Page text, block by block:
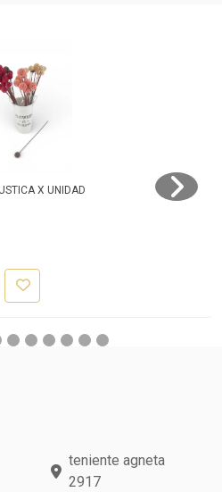
X UNIDAD
teniente agneta
2917